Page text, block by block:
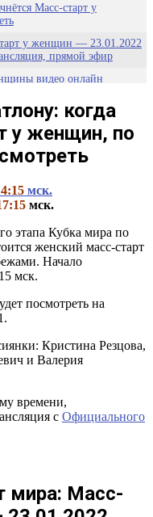
Масс-старт у
у женщин — 23.01.2022
прямой эфир
видео онлайн
Антхольце 23.01.2022
масс-старт в
когда
у женщин, по
мск.
мск.
этапа Кубка мира по
женский масс-старт
Начало
мск.
посмотреть на
Кристина Резцова,
и Валерия
времени,
с Официального
мира: Масс-